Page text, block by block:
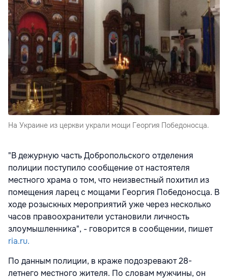
На Украине из церкви украли мощи Георгия Победоносца.
"В дежурную часть Добропольского отделения
полиции поступило сообщение от настоятеля
местного храма о том, что неизвестный похитил из
помещения ларец с мощами Георгия Победоносца. В
ходе розыскных мероприятий уже через несколько
часов правоохранители установили личность
злоумышленника", - говорится в сообщении, пишет
ria.ru.
По данным полиции, в краже подозревают 28-
летнего местного жителя. По словам мужчины, он